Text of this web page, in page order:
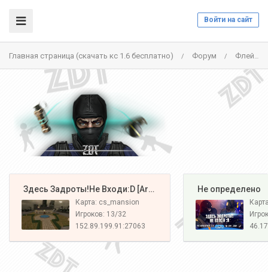
Войти на сайт
Главная страница (скачать кс 1.6 бесплатно) / Форум / Флейм
️ Здесь Задроты!Не Входи:D [Army#1]
Карта: cs_mansion
Игроков: 13/32
152.89.199.91:27063
️ Не определено